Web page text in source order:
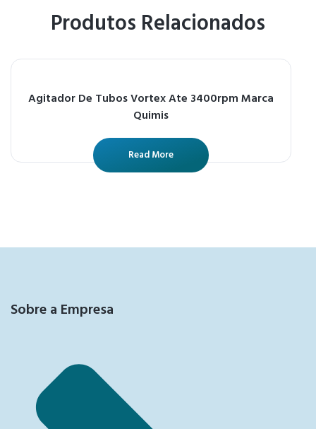
Produtos Relacionados
Agitador De Tubos Vortex Ate 3400rpm Marca
Quimis
Read More
Sobre a Empresa